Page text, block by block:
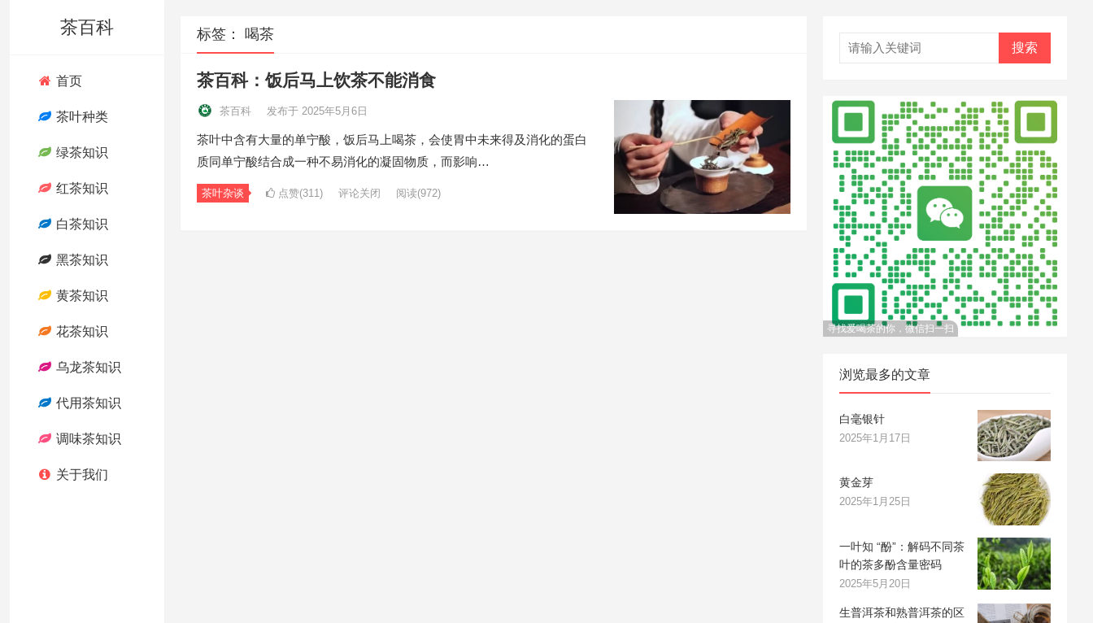
茶百科
首页
茶叶种类
绿茶知识
红茶知识
白茶知识
黑茶知识
黄茶知识
花茶知识
乌龙茶知识
代用茶知识
调味茶知识
关于我们
标签： 喝茶
茶百科：饭后马上饮茶不能消食
茶百科 发布于 2025年5月6日
茶叶中含有大量的单宁酸，饭后马上喝茶，会使胃中未来得及消化的蛋白
质同单宁酸结合成一种不易消化的凝固物质，而影响…
茶叶杂谈 点赞(311) 评论关闭 阅读(972)
搜索
寻找爱喝茶的你，微信扫一扫
浏览最多的文章
白毫银针
2025年1月17日
黄金芽
2025年1月25日
一叶知 “酚”：解码不同茶
叶的茶多酚含量密码
2025年5月20日
生普洱茶和熟普洱茶的区